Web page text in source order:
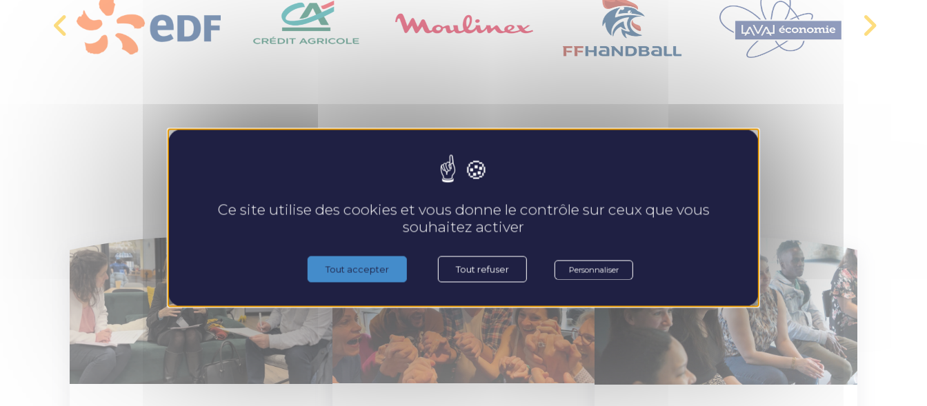
Nos expertises
Ce site utilise des cookies et vous donne le contrôle sur ceux que vous
souhaitez activer
Tout accepter Tout refuser Personnaliser